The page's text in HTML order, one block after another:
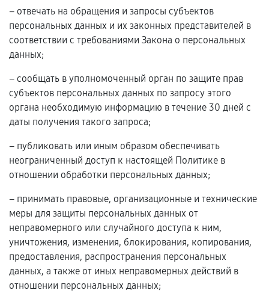
– отвечать на обращения и запросы субъектов
персональных данных и их законных представителей в
соответствии с требованиями Закона о персональных
данных;
– сообщать в уполномоченный орган по защите прав
субъектов персональных данных по запросу этого
органа необходимую информацию в течение 30 дней с
даты получения такого запроса;
– публиковать или иным образом обеспечивать
неограниченный доступ к настоящей Политике в
отношении обработки персональных данных;
– принимать правовые, организационные и технические
меры для защиты персональных данных от
неправомерного или случайного доступа к ним,
уничтожения, изменения, блокирования, копирования,
предоставления, распространения персональных
данных, а также от иных неправомерных действий в
отношении персональных данных;